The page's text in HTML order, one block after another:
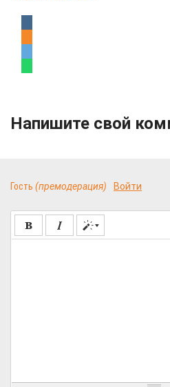
Напишите свой
Гость (премодерация) Войти